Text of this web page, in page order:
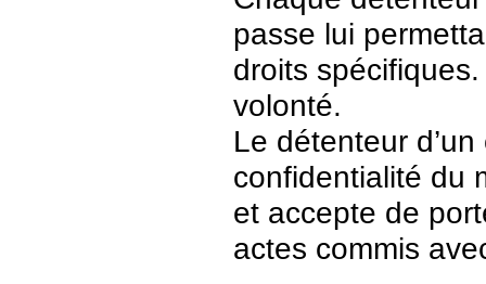
passe lui
droits
volonté.
Le détenteur
confidentialité du
et accepte de
actes commis